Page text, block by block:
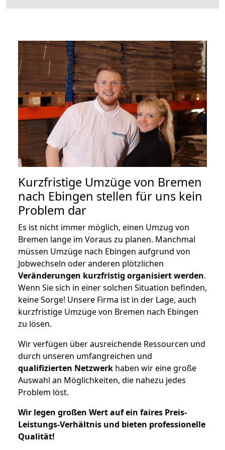
Kurzfristige Umzüge von Bremen
nach Ebingen stellen für uns kein
Problem dar
Es ist nicht immer möglich, einen Umzug von
Bremen lange im Voraus zu planen. Manchmal
müssen Umzüge nach Ebingen aufgrund von
Jobwechseln oder anderen plötzlichen
Veränderungen kurzfristig organisiert werden.
Wenn Sie sich in einer solchen Situation befinden,
keine Sorge! Unsere Firma ist in der Lage, auch
kurzfristige Umzüge von Bremen nach Ebingen
zu lösen.
Wir verfügen über ausreichende Ressourcen und
durch unseren umfangreichen und
qualifizierten Netzwerk haben wir eine große
Auswahl an Möglichkeiten, die nahezu jedes
Problem löst.
Wir legen großen Wert auf ein faires Preis-
Leistungs-Verhältnis und bieten professionelle
Qualität!